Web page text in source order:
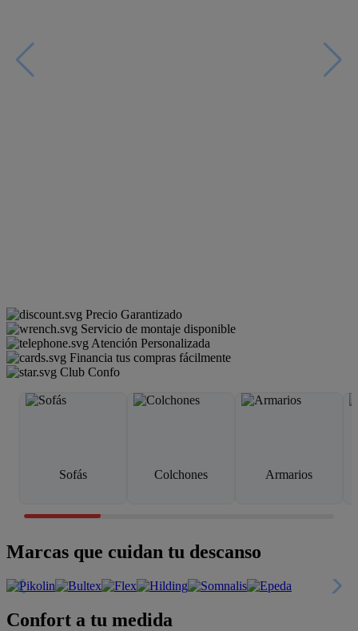
Precio Garantizado
Servicio de montaje disponible
Atención Personalizada
Financia tus compras fácilmente
Club Confo
Sofás Colchones Armarios
Marcas que cuidan tu descanso
Confort a tu medida